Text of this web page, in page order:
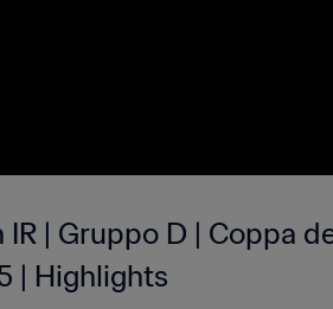
IR | Gruppo D | Coppa
| Highlights